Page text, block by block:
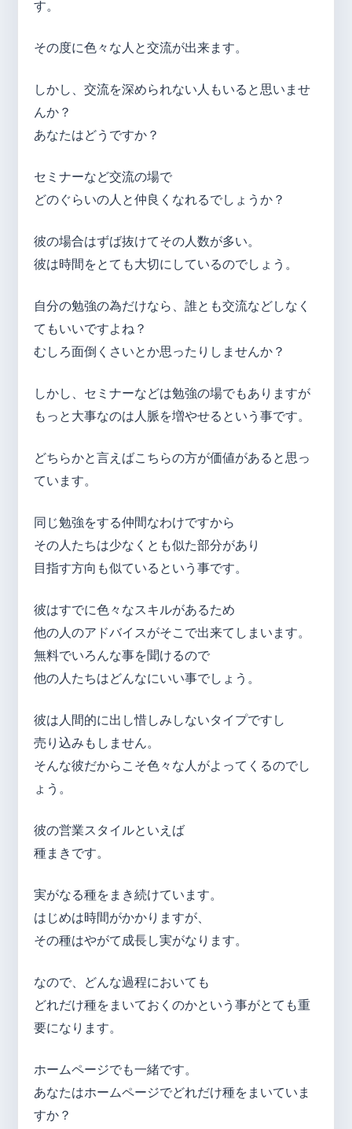
す。
その度に色々な人と交流が出来ます。
しかし、交流を深められない人もいると思いませ
んか？
あなたはどうですか？
セミナーなど交流の場で
どのぐらいの人と仲良くなれるでしょうか？
彼の場合はずば抜けてその人数が多い。
彼は時間をとても大切にしているのでしょう。
自分の勉強の為だけなら、誰とも交流などしなく
てもいいですよね？
むしろ面倒くさいとか思ったりしませんか？
しかし、セミナーなどは勉強の場でもありますが
もっと大事なのは人脈を増やせるという事です。
どちらかと言えばこちらの方が価値があると思っ
ています。
同じ勉強をする仲間なわけですから
その人たちは少なくとも似た部分があり
目指す方向も似ているという事です。
彼はすでに色々なスキルがあるため
他の人のアドバイスがそこで出来てしまいます。
無料でいろんな事を聞けるので
他の人たちはどんなにいい事でしょう。
彼は人間的に出し惜しみしないタイプですし
売り込みもしません。
そんな彼だからこそ色々な人がよってくるのでし
ょう。
彼の営業スタイルといえば
種まきです。
実がなる種をまき続けています。
はじめは時間がかかりますが、
その種はやがて成長し実がなります。
なので、どんな過程においても
どれだけ種をまいておくのかという事がとても重
要になります。
ホームページでも一緒です。
あなたはホームページでどれだけ種をまいていま
すか？